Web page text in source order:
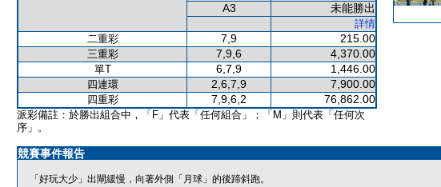
A3
未能勝出
詳情
二重彩
7,9 215.00
三重彩 7,9,6 4,370.00
單T 6,7,9 1,446.00
四連環 2,6,7,9 7,900.00
四重彩 7,9,6,2 76,862.00
派彩備註：於勝出組合中，「F」代表「任何組合」；「M」則代表「任何次
序」。
競賽事件報告
「好玩大少」出閘緩慢，向著外側「月球」的後蹄斜跑。